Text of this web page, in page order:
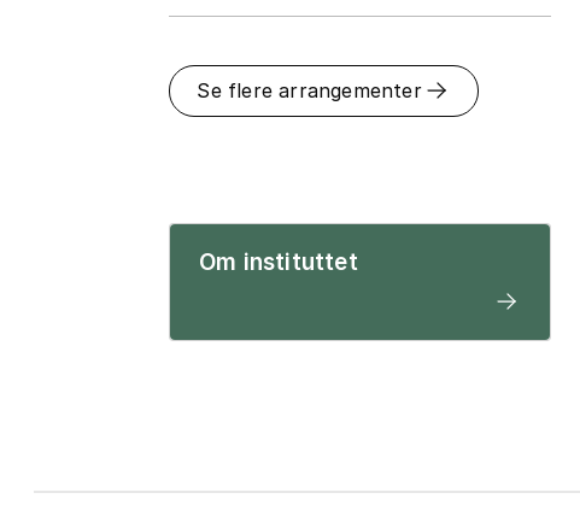
Se flere arrangementer
Om instituttet